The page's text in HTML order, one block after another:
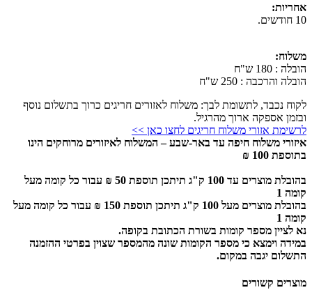
אחריות:
10 חודשים.
משלוח:
הובלה : 180 ש"ח
הובלה והרכבה : 250 ש"ח
לקוח נכבד, לתשומת לבך: משלוח לאזורים חריגים כרוך בתשלום נוסף
ובזמן אספקה ארוך מהרגיל.
לרשימת אזורי משלוח חריגים לחצו כאן >>
איזורי משלוח חיפה עד באר-שבע – המשלוח לאיזורים מרוחקים הינו
בתוספת 100 ₪
בהובלת מוצרים עד 100 ק"ג תיתכן תוספת 50 ₪ עבור כל קומה מעל
קומה 1
בהובלת מוצרים מעל 100 ק"ג תיתכן תוספת 150 ₪ עבור כל קומה מעל
קומה 1
נא לציין מספר קומות בשורת הכתובת בקופה.
במידה וימצא כי מספר הקומות שונה מהמספר שצוין בפרטי ההזמנה
התשלום יגבה במקום.
מוצרים קשורים